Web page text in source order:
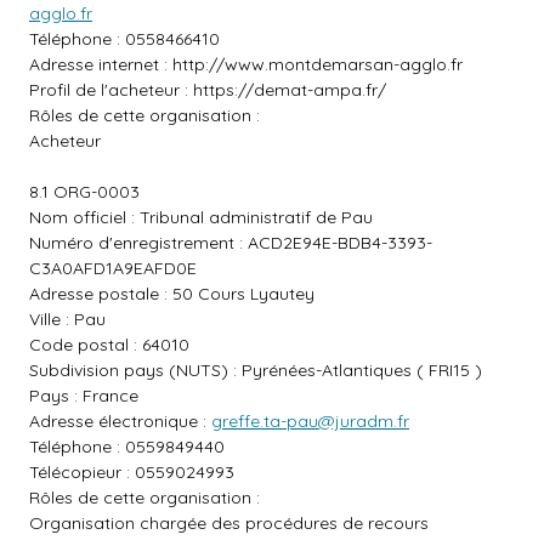
agglo.fr
Téléphone : 0558466410
Adresse internet : http://www.montdemarsan-agglo.fr
Profil de l'acheteur : https://demat-ampa.fr/
Rôles de cette organisation :
Acheteur
8.1 ORG-0003
Nom officiel : Tribunal administratif de Pau
Numéro d'enregistrement : ACD2E94E-BDB4-3393-
C3A0AFD1A9EAFD0E
Adresse postale : 50 Cours Lyautey
Ville : Pau
Code postal : 64010
Subdivision pays (NUTS) : Pyrénées-Atlantiques ( FRI15 )
Pays : France
Adresse électronique : greffe.ta-pau@juradm.fr
Téléphone : 0559849440
Télécopieur : 0559024993
Rôles de cette organisation :
Organisation chargée des procédures de recours